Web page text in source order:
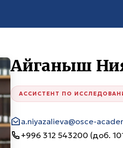
Айганыш
АССИСТЕНТ ПО
a.niyazalieva@osce-
+996 312 543200 (доб.